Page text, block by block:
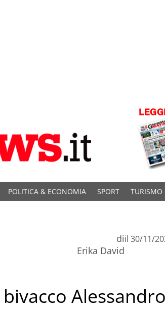
POLITICA & ECONOMIA SPORT TURISMO
di
Erika David
il 30/11/
Alessandro